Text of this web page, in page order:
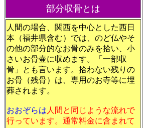
部分収骨とは
人間の場合、関西を中心とした西日
本（福井県含む）では、のど仏やそ
の他の部分的なお骨のみを拾い、小
さいお骨壷に収めます。「一部収
骨」とも言います。拾わない残りの
お骨（残骨）は、専用のお寺等に埋
葬されます。
おおぞらは 人間と同じような流れで
行っています。通常料金に含まれて